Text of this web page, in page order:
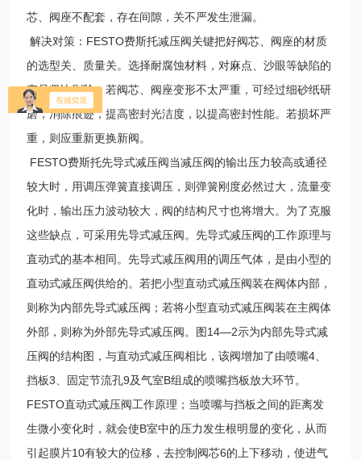
芯、阀座不配套，存在间隙，关不严发生泄漏。
解决对策：FESTO费斯托减压阀关键把好阀芯、阀座的材质
的选型关、质量关。选择耐腐蚀材料，对麻点、沙眼等缺陷的
产品坚决剔除。若阀芯、阀座变形不太严重，可经过细砂纸研
磨，消除痕迹，提高密封光洁度，以提高密封性能。若损坏严
重，则应重新更换新阀。
FESTO费斯托先导式减压阀当减压阀的输出压力较高或通径
较大时，用调压弹簧直接调压，则弹簧刚度必然过大，流量变
化时，输出压力波动较大，阀的结构尺寸也将增大。为了克服
这些缺点，可采用先导式减压阀。先导式减压阀的工作原理与
直动式的基本相同。先导式减压阀用的调压气体，是由小型的
直动式减压阀供给的。若把小型直动式减压阀装在阀体内部，
则称为内部先导式减压阀；若将小型直动式减压阀装在主阀体
外部，则称为外部先导式减压阀。图14—2示为内部先导式减
压阀的结构图，与直动式减压阀相比，该阀增加了由喷嘴4、
挡板3、固定节流孔9及气室B组成的喷嘴挡板放大环节。
FESTO直动式减压阀工作原理；当喷嘴与挡板之间的距离发
生微小变化时，就会使B室中的压力发生根明显的变化，从而
引起膜片10有较大的位移，去控制阀芯6的上下移动，使进气